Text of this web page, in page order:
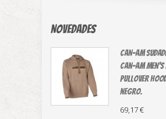
Novedades
CAN-AM
⁠Can-Am Men's
Pullover
negro.
69,17 €